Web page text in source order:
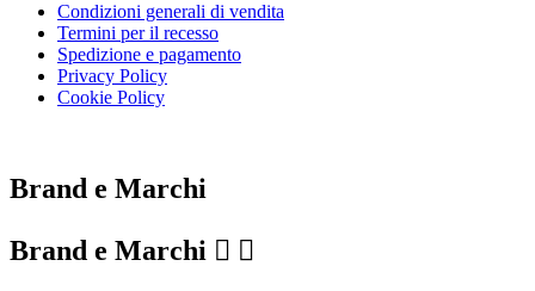
Condizioni generali di vendita
Termini per il recesso
Spedizione e pagamento
Privacy Policy
Cookie Policy
Brand e Marchi
Brand e Marchi  